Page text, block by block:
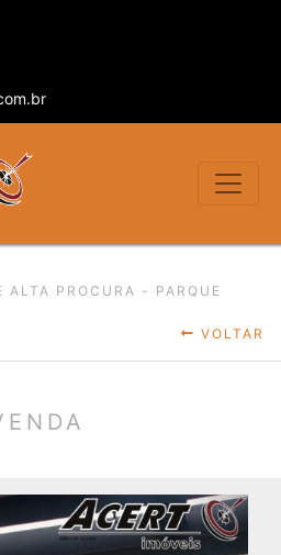
ALTA PROCURA - PARQUE
VOLTAR